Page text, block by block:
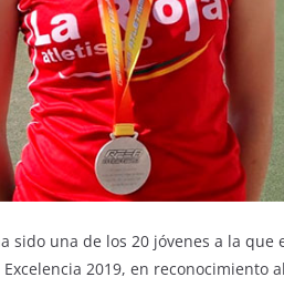
sido una de los 20 jóvenes a la que
2019, en reconocimiento